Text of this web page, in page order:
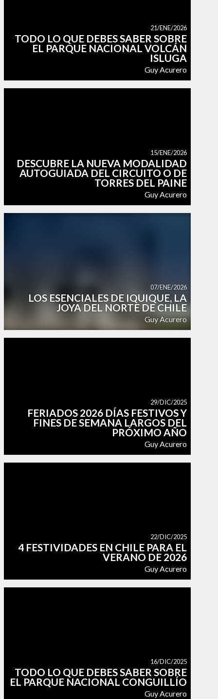
TODO LO QUE DEBES SABER SOBRE
EL PARQUE NACIONAL VOLCÁN
ISLUGA
Guy Acurero
21/ENE/2026
DESCUBRE LA NUEVA MODALIDAD
AUTOGUIADA DEL CIRCUITO O DE
TORRES DEL PAINE
Guy Acurero
15/ENE/2026
LOS ESENCIALES DE IQUIQUE, LA
JOYA DEL NORTE DE CHILE
Guy Acurero
07/ENE/2026
FERIADOS 2026 DÍAS FESTIVOS Y
FINES DE SEMANA LARGOS DEL
PRÓXIMO AÑO
Guy Acurero
29/DIC/2025
4 FESTIVIDADES EN CHILE PARA EL
VERANO DE 2026
Guy Acurero
22/DIC/2025
TODO LO QUE DEBES SABER SOBRE
EL PARQUE NACIONAL CONGUILLÍO
Guy Acurero
16/DIC/2025